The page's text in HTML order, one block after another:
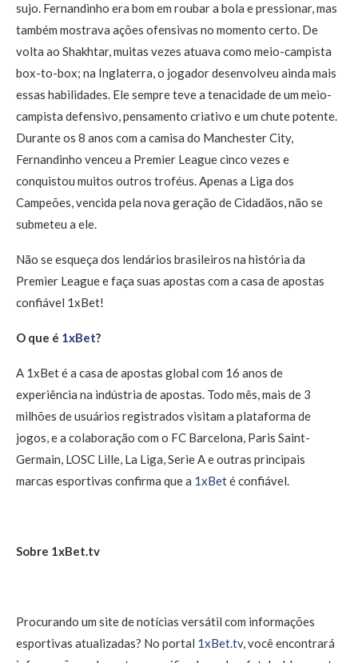
sujo. Fernandinho era bom em roubar a bola e pressionar, mas
também mostrava ações ofensivas no momento certo. De
volta ao Shakhtar, muitas vezes atuava como meio-campista
box-to-box; na Inglaterra, o jogador desenvolveu ainda mais
essas habilidades. Ele sempre teve a tenacidade de um meio-
campista defensivo, pensamento criativo e um chute potente.
Durante os 8 anos com a camisa do Manchester City,
Fernandinho venceu a Premier League cinco vezes e
conquistou muitos outros troféus. Apenas a Liga dos
Campeões, vencida pela nova geração de Cidadãos, não se
submeteu a ele.
Não se esqueça dos lendários brasileiros na história da
Premier League e faça suas apostas com a casa de apostas
confiável 1xBet!
O que é 1xBet?
A 1xBet é a casa de apostas global com 16 anos de
experiência na indústria de apostas. Todo mês, mais de 3
milhões de usuários registrados visitam a plataforma de
jogos, e a colaboração com o FC Barcelona, Paris Saint-
Germain, LOSC Lille, La Liga, Serie A e outras principais
marcas esportivas confirma que a 1xBeté confiável.
Sobre 1xBet.tv
Procurando um site de notícias versátil com informações
esportivas atualizadas? No portal 1xBet.tv, você encontrará